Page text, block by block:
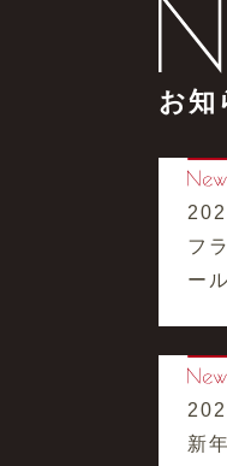
お知
フ
ール
新